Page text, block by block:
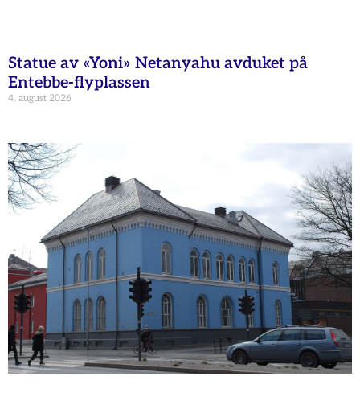
Statue av «Yoni» Netanyahu avduket på
Entebbe-flyplassen
4. august 2026